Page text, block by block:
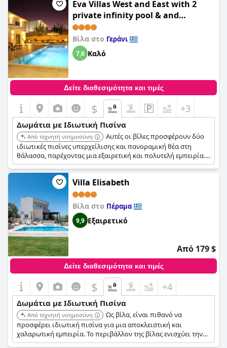
ιδιωτικές πισίνες. Eva Villas West and East with 2
private infinity pool & and
panoramic sea view
Βίλα στο Γεράνι
7,6 Καλό
Δείτε διαθεσιμότητα και τιμές
$ +3
Δωμάτια με Ιδιωτική Πισίνα
Από τεχνητή νοημοσύνη
Αυτές οι βίλες προσφέρουν δύο
ιδιωτικές πισίνες υπερχείλισης και πανοραμική θέα στη
θάλασσα, παρέχοντας μια εξαιρετική και πολυτελή εμπειρία.
Οι πισίνες υπερχείλισης και η εκπληκτική θέα δημιουργούν
μια αξέχαστη και χαλαρωτική ατμόσφαιρα.
Villa Elisabeth
Βίλα στο Πέραμα
9,9 Εξαιρετικό
Από 179 $
Δείτε διαθεσιμότητα και τιμές
$ +4
Δωμάτια με Ιδιωτική Πισίνα
Από τεχνητή νοημοσύνη
Ως βίλα, είναι πιθανό να
προσφέρει ιδιωτική πισίνα για μια αποκλειστική και
χαλαρωτική εμπειρία. Το περιβάλλον της βίλας ενισχύει την
αίσθηση ιδιωτικότητας και ηρεμίας.